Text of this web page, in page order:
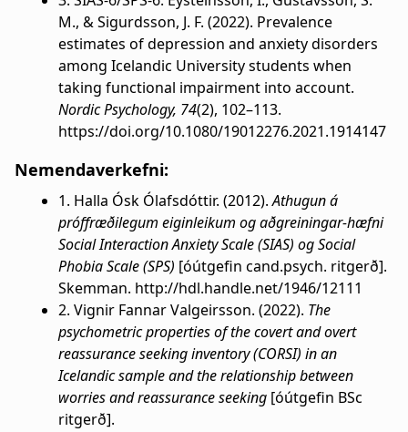
M., & Sigurdsson, J. F. (2022). Prevalence
estimates of depression and anxiety disorders
among Icelandic University students when
taking functional impairment into account.
Nordic Psychology, 74(2), 102–113.
https://doi.org/10.1080/19012276.2021.1914147
Nemendaverkefni:
1. Halla Ósk Ólafsdóttir. (2012).Athugun á
próffræðilegum eiginleikum og aðgreiningar-hæfni
Social Interaction Anxiety Scale (SIAS) og Social
Phobia Scale (SPS) [óútgefin cand.psych. ritgerð].
Skemman. http://hdl.handle.net/1946/12111
2. Vignir Fannar Valgeirsson. (2022). The
psychometric properties of the covert and overt
reassurance seeking inventory (CORSI) in an
Icelandic sample and the relationship between
worries and reassurance seeking [óútgefin BSc
ritgerð].